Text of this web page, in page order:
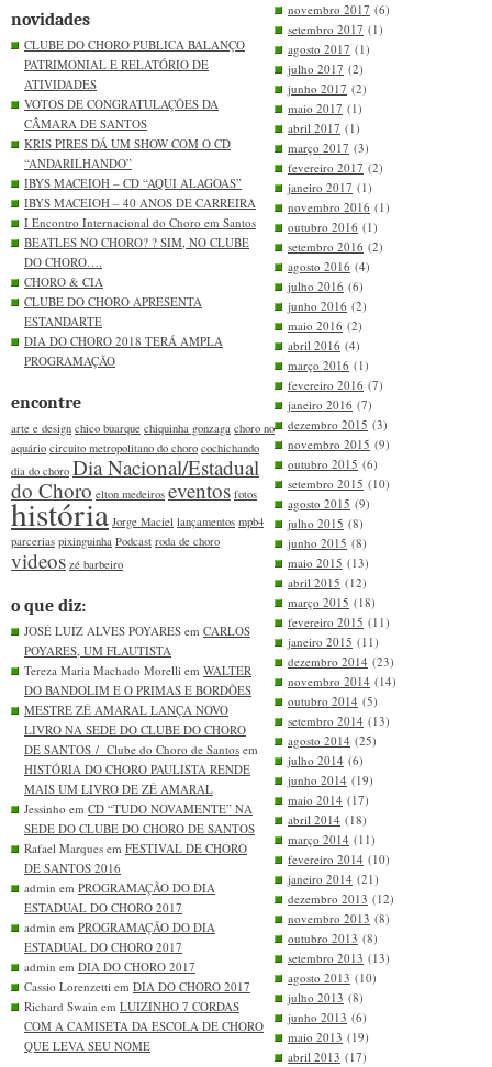
novidades
CLUBE DO CHORO PUBLICA BALANÇO
PATRIMONIAL E RELATÓRIO DE
ATIVIDADES
VOTOS DE CONGRATULAÇÕES DA
CÂMARA DE SANTOS
KRIS PIRES DÁ UM SHOW COM O CD
“ANDARILHANDO”
IBYS MACEIOH – CD “AQUI ALAGOAS”
IBYS MACEIOH – 40 ANOS DE CARREIRA
I Encontro Internacional do Choro em Santos
BEATLES NO CHORO? ? SIM, NO CLUBE
DO CHORO….
CHORO & CIA
CLUBE DO CHORO APRESENTA
ESTANDARTE
DIA DO CHORO 2018 TERÁ AMPLA
PROGRAMAÇÃO
encontre
arte e design chico buarque chiquinha gonzaga choro no
aquário circuito metropolitano do choro cochichando
dia do choro Dia Nacional/Estadual
do Choro elton medeiros eventos fotos
história Jorge Maciel lançamentos mpb4
parcerias pixinguinha Podcast roda de choro
videos zé barbeiro
o que diz:
JOSÉ LUIZ ALVES POYARES em CARLOS
POYARES, UM FLAUTISTA
Tereza Maria Machado Morelli em WALTER
DO BANDOLIM E O PRIMAS E BORDÕES
MESTRE ZÉ AMARAL LANÇA NOVO
LIVRO NA SEDE DO CLUBE DO CHORO
DE SANTOS / Clube do Choro de Santos em
HISTÓRIA DO CHORO PAULISTA RENDE
MAIS UM LIVRO DE ZÉ AMARAL
Jessinho em CD “TUDO NOVAMENTE” NA
SEDE DO CLUBE DO CHORO DE SANTOS
Rafael Marques em FESTIVAL DE CHORO
DE SANTOS 2016
admin em PROGRAMAÇÃO DO DIA
ESTADUAL DO CHORO 2017
admin em PROGRAMAÇÃO DO DIA
ESTADUAL DO CHORO 2017
admin em DIA DO CHORO 2017
Cassio Lorenzetti em DIA DO CHORO 2017
Richard Swain em LUIZINHO 7 CORDAS
COM A CAMISETA DA ESCOLA DE CHORO
QUE LEVA SEU NOME
novembro 2017 (6)
setembro 2017 (1)
agosto 2017 (1)
julho 2017 (2)
junho 2017 (2)
maio 2017 (1)
abril 2017 (1)
março 2017 (3)
fevereiro 2017 (2)
janeiro 2017 (1)
novembro 2016 (1)
outubro 2016 (1)
setembro 2016 (2)
agosto 2016 (4)
julho 2016 (6)
junho 2016 (2)
maio 2016 (2)
abril 2016 (4)
março 2016 (1)
fevereiro 2016 (7)
janeiro 2016 (7)
dezembro 2015 (3)
novembro 2015 (9)
outubro 2015 (6)
setembro 2015 (10)
agosto 2015 (9)
julho 2015 (8)
junho 2015 (8)
maio 2015 (13)
abril 2015 (12)
março 2015 (18)
fevereiro 2015 (11)
janeiro 2015 (11)
dezembro 2014 (23)
novembro 2014 (14)
outubro 2014 (5)
setembro 2014 (13)
agosto 2014 (25)
julho 2014 (6)
junho 2014 (19)
maio 2014 (17)
abril 2014 (18)
março 2014 (11)
fevereiro 2014 (10)
janeiro 2014 (21)
dezembro 2013 (12)
novembro 2013 (8)
outubro 2013 (8)
setembro 2013 (13)
agosto 2013 (10)
julho 2013 (8)
junho 2013 (6)
maio 2013 (19)
abril 2013 (17)